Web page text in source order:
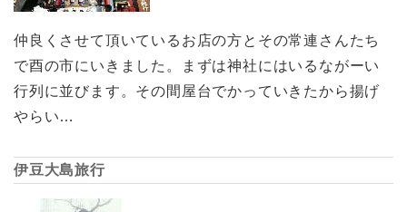
仲良くさせて頂いているお店の方とその常連さんたち
で酉の市にいきました。まずは神社にはいるながーい
行列に並びます。その間屋台でかっていきたから揚げ
やらい…
伊豆大島旅行